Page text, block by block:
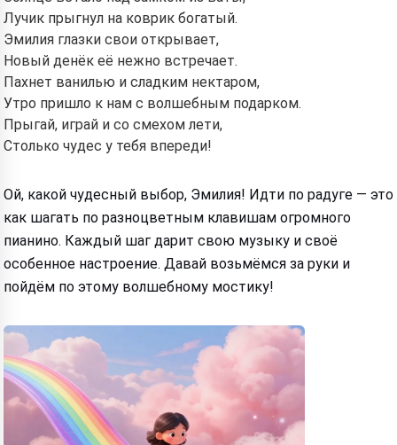
Лучик прыгнул на коврик богатый.
Эмилия глазки свои открывает,
Новый денёк её нежно встречает.
Пахнет ванилью и сладким нектаром,
Утро пришло к нам с волшебным подарком.
Прыгай, играй и со смехом лети,
Столько чудес у тебя впереди!
Ой, какой чудесный выбор, Эмилия! Идти по радуге — это
как шагать по разноцветным клавишам огромного
пианино. Каждый шаг дарит свою музыку и своё
особенное настроение. Давай возьмёмся за руки и
пойдём по этому волшебному мостику!